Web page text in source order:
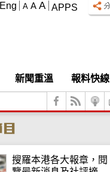
APPS
A A A
Eng
新聞重溫
報料快線
搜羅本港各大報章，閱